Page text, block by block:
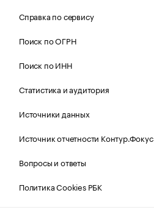
Справка по сервису
Поиск по ОГРН
Поиск по ИНН
Статистика и аудитория
Источники данных
Источник отчетности Контур.Фокус
Вопросы и ответы
Политика Cookies РБК